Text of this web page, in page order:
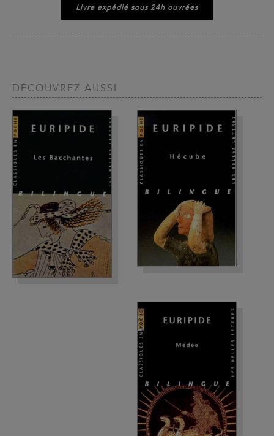
Livre expédié sous 24h ouvrées
DÉCOUVREZ AUSSI